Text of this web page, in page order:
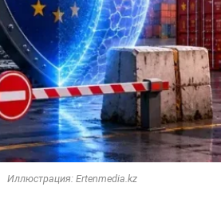
Иллюстрация: Ertenmedia.kz